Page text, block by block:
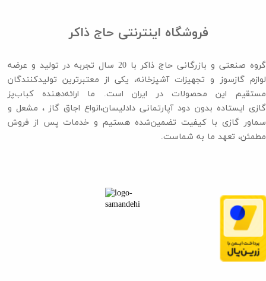
فروشگاه اینترنتی حاج ذاکر
گروه صنعتی و بازرگانی حاج ذاکر با 20 سال تجربه در تولید و عرضه
لوازم گازسوز و تجهیزات آشپزخانه، یکی از معتبرترین تولیدکنندگان
مستقیم این محصولات در ایران است. ما ارائه‌دهنده کباب‌پز
گازی ایستاده بدون دود آپارتمانی دادلیسان،انواع اجاق گاز ،​​​​​​​ مشعل و
سماور گازی با کیفیت تضمین‌شده هستیم و خدمات پس از فروش
مطمئن، تعهد ما به شماست.